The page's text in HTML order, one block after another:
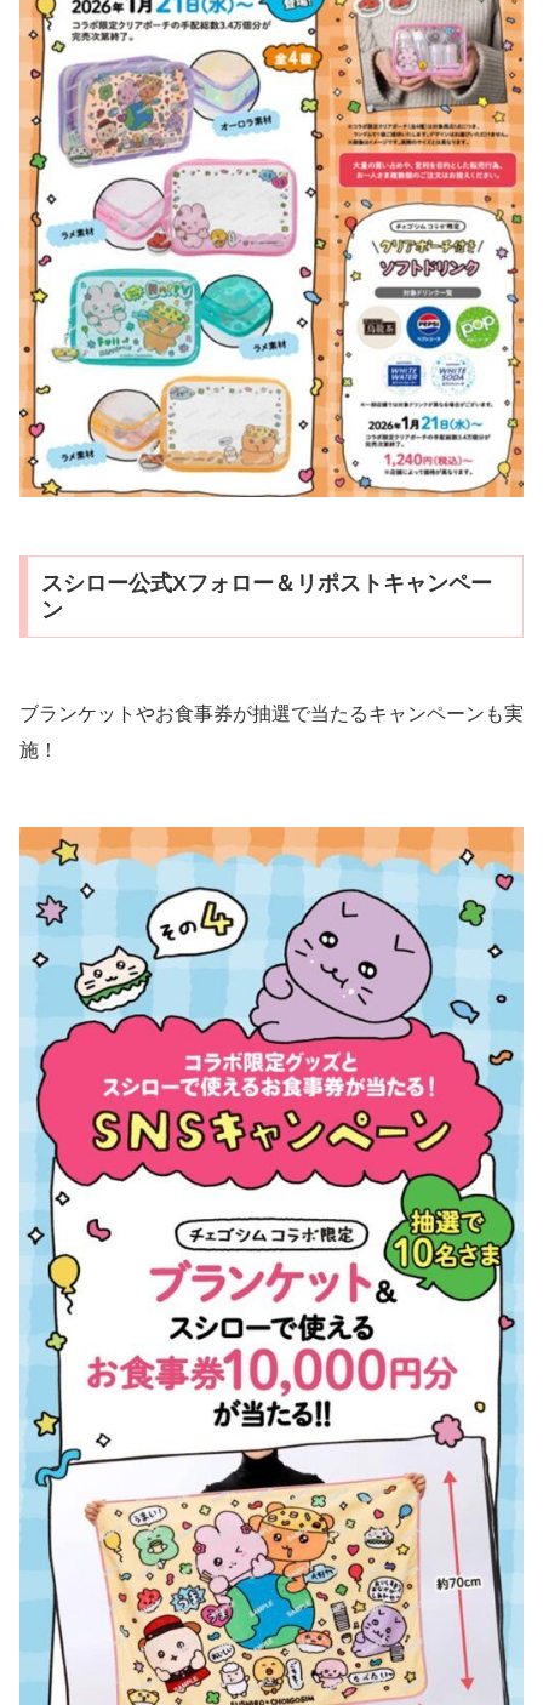
スシロー公式Xフォロー＆リポストキャンペー
ン
ブランケットやお食事券が抽選で当たるキャンペーンも実
施！